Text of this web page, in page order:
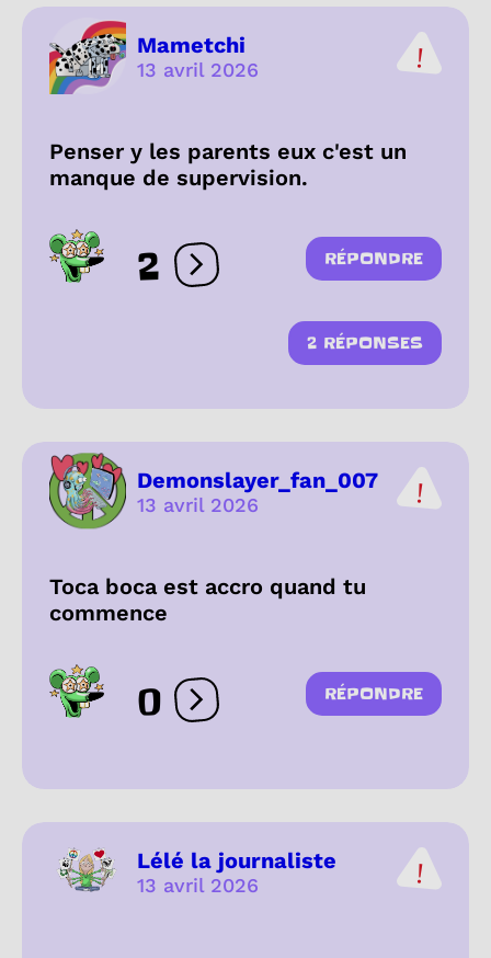
Mametchi
13 avril 2026
Penser y les parents eux c'est un
manque de supervision.
2 Ouvrir les réactions
RÉPONDRE
2 RÉPONSES
Demonslayer_fan_007
13 avril 2026
Toca boca est accro quand tu
commence
0 Ouvrir les réactions
RÉPONDRE
Lélé la journaliste
13 avril 2026